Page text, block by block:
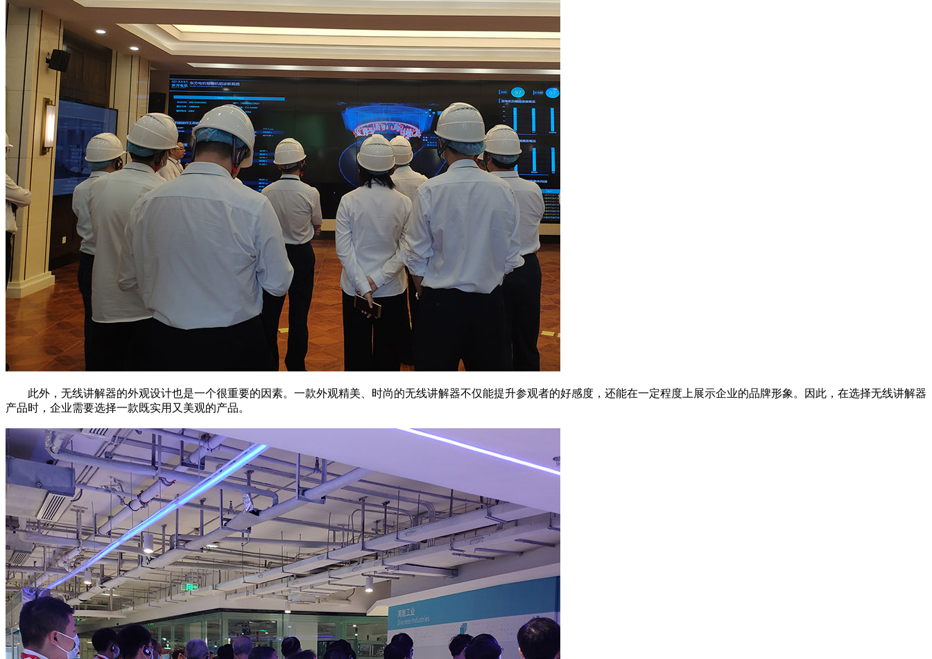
此外，无线讲解器的外观设计也是一个很重要的因素。一款外观精美、时尚的无线讲解器不仅能提升参观者的好感度，还能在一定程度上展示企业的品牌形象。因此，在选择无线讲解器
产品时，企业需要选择一款既实用又美观的产品。